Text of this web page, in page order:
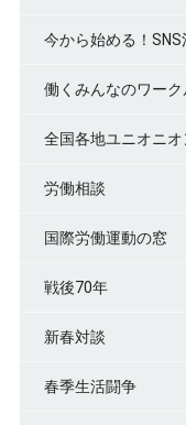
今から始める！SNS
働くみんなのワーク
全国各地ユニオニオ
労働相談
国際労働運動の窓
戦後70年
新春対談
春季生活闘争